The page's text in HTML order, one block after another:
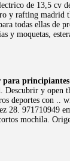
de 13,5 cv
y rafting madrid
todas ellas de
y moquetas,
principiantes
Descubrir y open
deportes con ..
28. 971710949
mochila.